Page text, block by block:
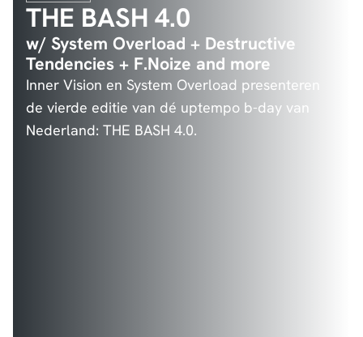
THE BASH 4.0
w/ System Overload + Destructive
Tendencies + F.Noize and more
Inner Vision en System Overload presenteren
de vierde editie van dé uptempo b-day van
Nederland: THE BASH 4.0.